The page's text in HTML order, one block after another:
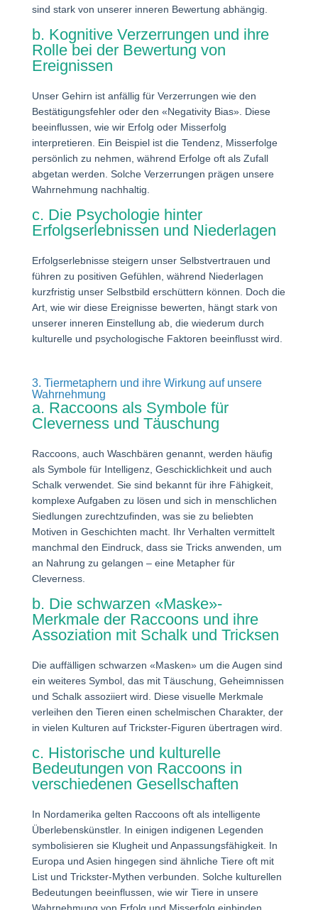
sind stark von unserer inneren Bewertung abhängig.
b. Kognitive Verzerrungen und ihre
Rolle bei der Bewertung von
Ereignissen
Unser Gehirn ist anfällig für Verzerrungen wie den
Bestätigungsfehler oder den «Negativity Bias». Diese
beeinflussen, wie wir Erfolg oder Misserfolg
interpretieren. Ein Beispiel ist die Tendenz, Misserfolge
persönlich zu nehmen, während Erfolge oft als Zufall
abgetan werden. Solche Verzerrungen prägen unsere
Wahrnehmung nachhaltig.
c. Die Psychologie hinter
Erfolgserlebnissen und Niederlagen
Erfolgserlebnisse steigern unser Selbstvertrauen und
führen zu positiven Gefühlen, während Niederlagen
kurzfristig unser Selbstbild erschüttern können. Doch die
Art, wie wir diese Ereignisse bewerten, hängt stark von
unserer inneren Einstellung ab, die wiederum durch
kulturelle und psychologische Faktoren beeinflusst wird.
3. Tiermetaphern und ihre Wirkung auf unsere
Wahrnehmung
a. Raccoons als Symbole für
Cleverness und Täuschung
Raccoons, auch Waschbären genannt, werden häufig
als Symbole für Intelligenz, Geschicklichkeit und auch
Schalk verwendet. Sie sind bekannt für ihre Fähigkeit,
komplexe Aufgaben zu lösen und sich in menschlichen
Siedlungen zurechtzufinden, was sie zu beliebten
Motiven in Geschichten macht. Ihr Verhalten vermittelt
manchmal den Eindruck, dass sie Tricks anwenden, um
an Nahrung zu gelangen – eine Metapher für
Cleverness.
b. Die schwarzen «Maske»-
Merkmale der Raccoons und ihre
Assoziation mit Schalk und Tricksen
Die auffälligen schwarzen «Masken» um die Augen sind
ein weiteres Symbol, das mit Täuschung, Geheimnissen
und Schalk assoziiert wird. Diese visuelle Merkmale
verleihen den Tieren einen schelmischen Charakter, der
in vielen Kulturen auf Trickster-Figuren übertragen wird.
c. Historische und kulturelle
Bedeutungen von Raccoons in
verschiedenen Gesellschaften
In Nordamerika gelten Raccoons oft als intelligente
Überlebenskünstler. In einigen indigenen Legenden
symbolisieren sie Klugheit und Anpassungsfähigkeit. In
Europa und Asien hingegen sind ähnliche Tiere oft mit
List und Trickster-Mythen verbunden. Solche kulturellen
Bedeutungen beeinflussen, wie wir Tiere in unsere